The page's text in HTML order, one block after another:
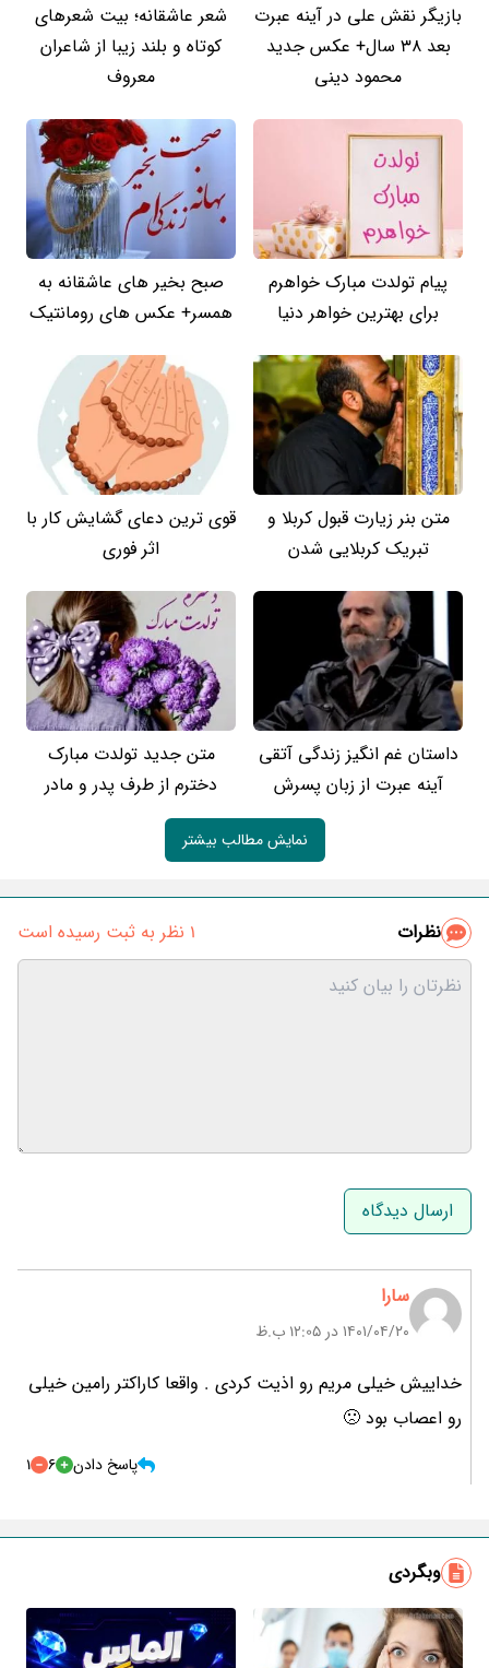
بازیگر نقش علی در آینه عبرت
بعد 38 سال+ عکس جدید
محمود دینی
شعر عاشقانه؛ بیت شعرهای
کوتاه و بلند زیبا از شاعران
معروف
پیام تولدت مبارک خواهرم
برای بهترین خواهر دنیا
صبح بخیر های عاشقانه به
همسر+ عکس های رومانتیک
متن بنر زیارت قبول کربلا و
تبریک کربلایی شدن
قوی ترین دعای گشایش کار با
اثر فوری
داستان غم انگیز زندگی آتقی
آینه عبرت از زبان پسرش
متن جدید تولدت مبارک
دخترم از طرف پدر و مادر
نمایش مطالب بیشتر
نظرات 1 نظر به ثبت رسیده است
نام و نام خانوادگی
ایمیل
سارا
۱۴۰۱/۰۴/۲۰ در 12:05 ب.ظ
خداییش خیلی مریم رو اذیت کردی . واقعا کاراکتر رامین خیلی
رو اعصاب بود 🙁
پاسخ دادن 6
1
وبگردی